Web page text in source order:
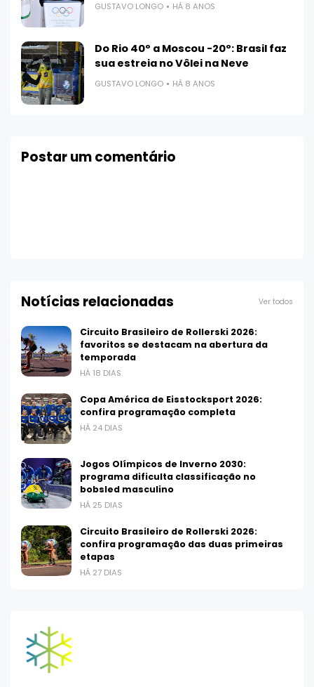
GUSTAVO LONGO HÁ 8 ANOS
Do Rio 40º a Moscou -20º: Brasil faz
sua estreia no Vôlei na Neve
GUSTAVO LONGO HÁ 8 ANOS
Postar um comentário
Notícias relacionadas Ver todos
Circuito Brasileiro de Rollerski 2026:
favoritos se destacam na abertura da
temporada
HÁ 18 DIAS
Copa América de Eisstocksport 2026:
confira programação completa
HÁ 24 DIAS
Jogos Olímpicos de Inverno 2030:
programa dificulta classificação no
bobsled masculino
HÁ 25 DIAS
Circuito Brasileiro de Rollerski 2026:
confira programação das duas primeiras
etapas
HÁ 27 DIAS